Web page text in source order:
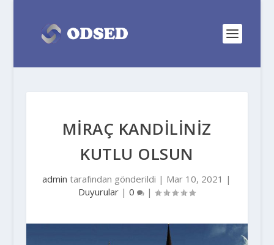
MİRAÇ KANDİLİNİZ
KUTLU OLSUN
admin tarafından gönderildi | Mar 10, 2021 |
Duyurular |0 |